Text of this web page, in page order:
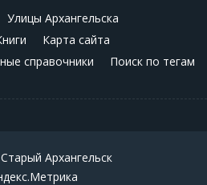
Улицы Архангельска
Карта сайта
справочники Поиск по тегам
Архангельск